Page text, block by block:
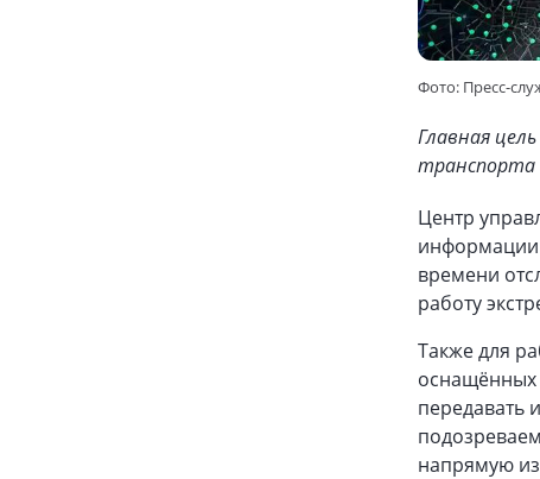
Фото: Пресс-
Главная
транспорта
Центр
информации
времени
работу
Также для
оснащённых
напрямую